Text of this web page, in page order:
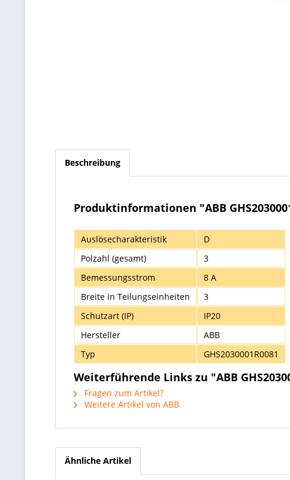
Beschreibung
Produktinformationen "ABB
Auslösecharakteristik
D
Polzahl (gesamt)
3
Bemessungsstrom
8 A
Breite in Teilungseinheiten
3
Schutzart (IP)
IP20
Hersteller
ABB
Typ
GHS2030001R0081
Weiterführende Links zu "ABB
Fragen zum Artikel?
Weitere Artikel von ABB
Ähnliche Artikel